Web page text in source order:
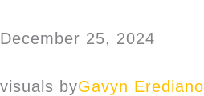
December 25, 2024
visuals byGavyn Erediano